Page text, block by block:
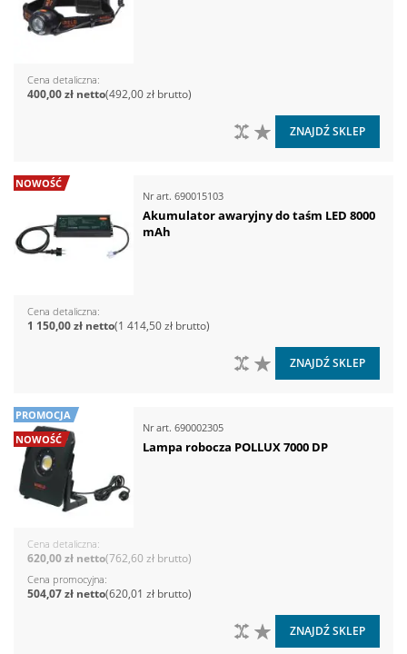
Cena detaliczna
492,00 zł
400,00 zł
DO LISTY ŻYCZEŃ
DO PORÓWNANIA
ZNAJDŹ SKLEP
NOWOŚĆ
Nr art. 690015103
Akumulator awaryjny do taśm LED 8000
mAh
Cena detaliczna
1 414,50 zł
1 150,00 zł
DO LISTY ŻYCZEŃ
DO PORÓWNANIA
ZNAJDŹ SKLEP
PROMOCJA
NOWOŚĆ
Nr art. 690002305
Lampa robocza POLLUX 7000 DP
Cena detaliczna
762,60 zł
620,00 zł
Cena promocyjna
620,01 zł
504,07 zł
DO LISTY ŻYCZEŃ
DO PORÓWNANIA
ZNAJDŹ SKLEP